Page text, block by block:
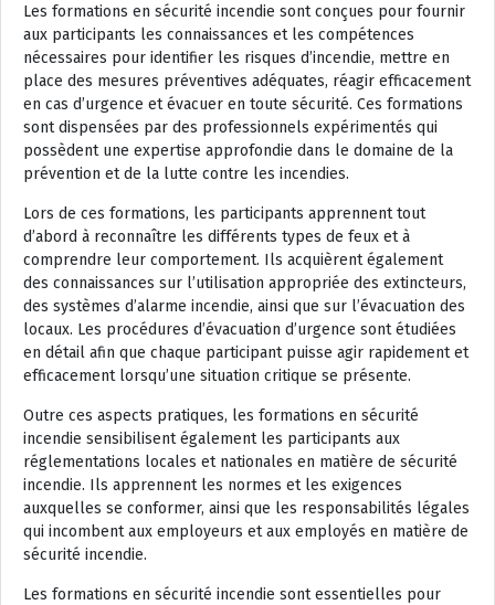
Les formations en sécurité incendie sont conçues pour fournir
aux participants les connaissances et les compétences
nécessaires pour identifier les risques d’incendie, mettre en
place des mesures préventives adéquates, réagir efficacement
en cas d’urgence et évacuer en toute sécurité. Ces formations
sont dispensées par des professionnels expérimentés qui
possèdent une expertise approfondie dans le domaine de la
prévention et de la lutte contre les incendies.
Lors de ces formations, les participants apprennent tout
d’abord à reconnaître les différents types de feux et à
comprendre leur comportement. Ils acquièrent également
des connaissances sur l’utilisation appropriée des extincteurs,
des systèmes d’alarme incendie, ainsi que sur l’évacuation des
locaux. Les procédures d’évacuation d’urgence sont étudiées
en détail afin que chaque participant puisse agir rapidement et
efficacement lorsqu’une situation critique se présente.
Outre ces aspects pratiques, les formations en sécurité
incendie sensibilisent également les participants aux
réglementations locales et nationales en matière de sécurité
incendie. Ils apprennent les normes et les exigences
auxquelles se conformer, ainsi que les responsabilités légales
qui incombent aux employeurs et aux employés en matière de
sécurité incendie.
Les formations en sécurité incendie sont essentielles pour